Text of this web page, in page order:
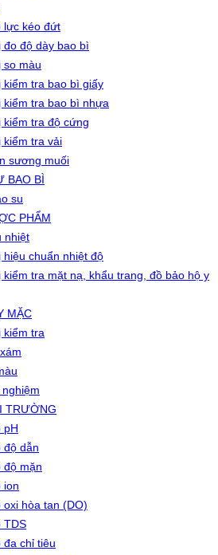
lực kéo đứt
đo độ dày bao bì
so màu
kiểm tra bao bì giấy
kiểm tra bao bì nhựa
kiểm tra độ cứng
kiểm tra vải
sương muối
BAO BÌ
su
PHẨM
nhiệt
hiệu chuẩn nhiệt độ
kiểm tra mặt nạ, khẩu trang, đồ bảo hộ y
MẶC
kiểm tra
TRƯỜNG
pH
độ dẫn
độ mặn
ion
oxi hòa tan (DO)
TDS
đa chỉ tiêu